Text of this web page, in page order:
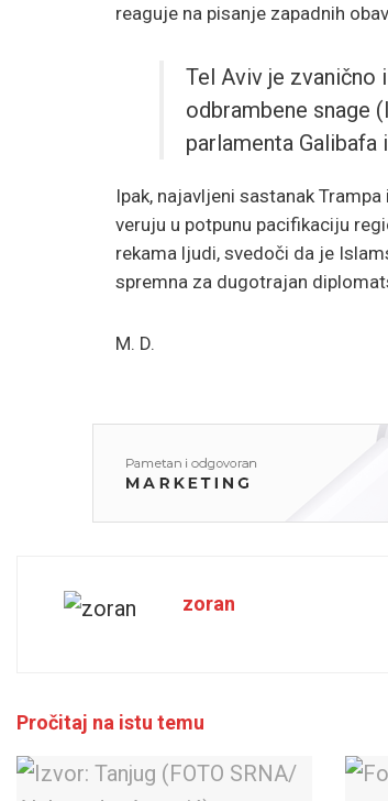
reaguje na pisanje zapadnih
Tel Aviv je zvanično
odbrambene snage
parlamenta
Ipak, najavljeni sastanak
veruju u potpunu pacifikaciju
rekama ljudi, svedoči da je
spremna za dugotrajan
M. D.
zoran
Pročitaj na istu temu